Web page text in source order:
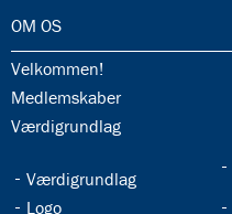
32.0:
OM OS
32.1:
Velkommen!
32.2:
Medlemskaber
32.3:
Værdigrundlag
32.4:
Værdigrundlag
32.6:
Logo